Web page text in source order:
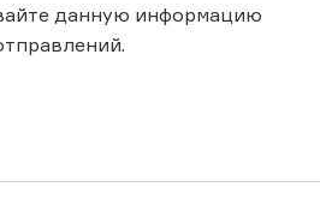
данную информацию